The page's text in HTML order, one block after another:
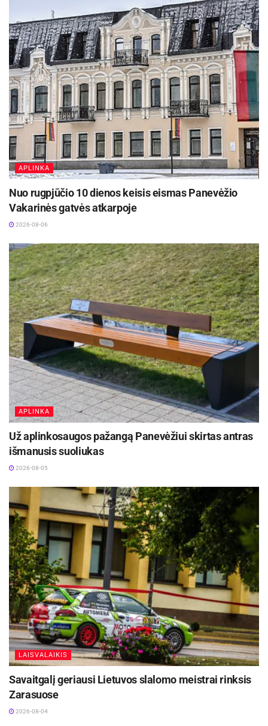
APLINKA
Nuo rugpjūčio 10 dienos keisis eismas Panevėžio
Vakarinės gatvės atkarpoje
2026-08-06
APLINKA
Už aplinkosaugos pažangą Panevėžiui skirtas antras
išmanusis suoliukas
2026-08-05
LAISVALAIKIS
Savaitgalį geriausi Lietuvos slalomo meistrai rinksis
Zarasuose
2026-08-04